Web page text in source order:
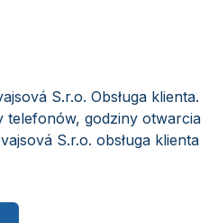
S.r.o. Obsługa klienta.
telefonów, godziny otwarcia
S.r.o. obsługa klienta